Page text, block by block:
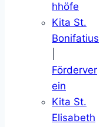
hhöfe
Kita St.
Bonifatius
Förderver
ein
Kita St.
Elisabeth